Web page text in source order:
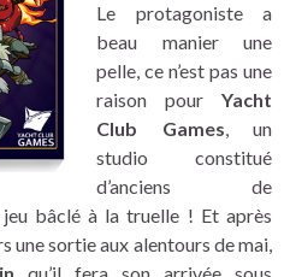
Le protagoniste a
beau manier une
pelle, ce n’est pas une
raison pour Yacht
Club Games, un
studio constitué
d’anciens de
bâclé à la truelle ! Et après
une sortie aux alentours de mai,